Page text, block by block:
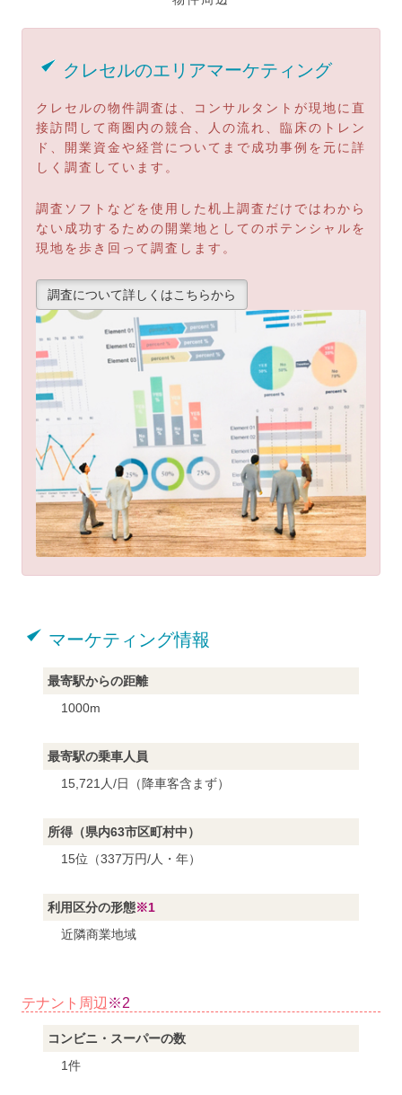
クレセルのエリアマーケティング
クレセルの物件調査は、コンサルタントが現地に直
接訪問して商圏内の競合、人の流れ、臨床のトレン
ド、開業資金や経営についてまで成功事例を元に詳
しく調査しています。
調査ソフトなどを使用した机上調査だけではわから
ない成功するための開業地としてのポテンシャルを
現地を歩き回って調査します。
調査について詳しくはこちらから
マーケティング情報
最寄駅からの距離
1000m
最寄駅の乗車人員
15,721人/日（降車客含まず）
所得（県内63市区町村中）
15位（337万円/人・年）
利用区分の形態※1
近隣商業地域
テナント周辺 ※2
コンビニ・スーパーの数
1件